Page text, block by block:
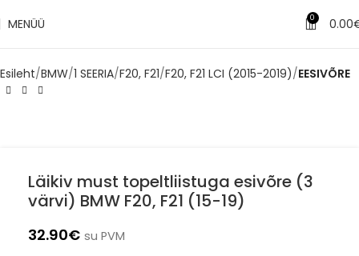
MENÜÜ 0 0.00
Esileht BMW 1 SEERIA F20, F21 F20, F21 LCI (2015-2019) EESIVÕRE
Läikiv must topeltliistuga esivõre (3
värvi) BMW F20, F21 (15-19)
32.90€ su PVM